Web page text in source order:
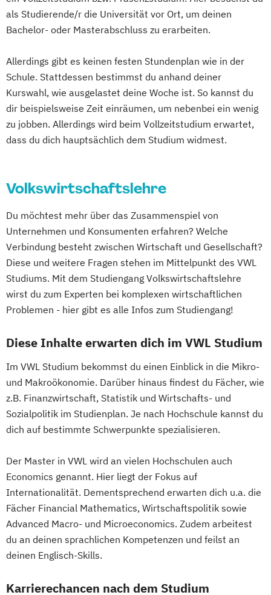
als Studierende/r die Universität vor Ort, um deinen
Bachelor- oder Masterabschluss zu erarbeiten.
Allerdings gibt es keinen festen Stundenplan wie in der
Schule. Stattdessen bestimmst du anhand deiner
Kurswahl, wie ausgelastet deine Woche ist. So kannst du
dir beispielsweise Zeit einräumen, um nebenbei ein wenig
zu jobben. Allerdings wird beim Vollzeitstudium erwartet,
dass du dich hauptsächlich dem Studium widmest.
Volkswirtschaftslehre
Du möchtest mehr über das Zusammenspiel von
Unternehmen und Konsumenten erfahren? Welche
Verbindung besteht zwischen Wirtschaft und Gesellschaft?
Diese und weitere Fragen stehen im Mittelpunkt des VWL
Studiums. Mit dem Studiengang Volkswirtschaftslehre
wirst du zum Experten bei komplexen wirtschaftlichen
Problemen - hier gibt es alle Infos zum Studiengang!
Diese Inhalte erwarten dich im VWL Studium
Im VWL Studium bekommst du einen Einblick in die Mikro-
und Makroökonomie. Darüber hinaus findest du Fächer, wie
z.B. Finanzwirtschaft, Statistik und Wirtschafts- und
Sozialpolitik im Studienplan. Je nach Hochschule kannst du
dich auf bestimmte Schwerpunkte spezialisieren.
Der Master in VWL wird an vielen Hochschulen auch
Economics genannt. Hier liegt der Fokus auf
Internationalität. Dementsprechend erwarten dich u.a. die
Fächer Financial Mathematics, Wirtschaftspolitik sowie
Advanced Macro- und Microeconomics. Zudem arbeitest
du an deinen sprachlichen Kompetenzen und feilst an
deinen Englisch-Skills.
Karrierechancen nach dem Studium